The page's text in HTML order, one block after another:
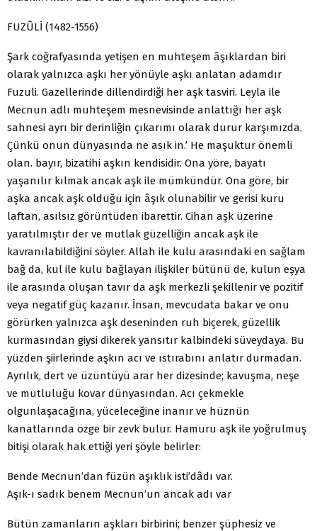
FUZÛLİ (1482-1556)
Şark coğrafyasında yetişen en muhteşem âşıklardan biri
olarak yalnızca aşkı her yönüyle aşkı anlatan adamdır
Fuzuli. Gazellerinde dillendirdiği her aşk tasviri. Leyla ile
Mecnun adlı muhteşem mesnevisinde anlattığı her aşk
sahnesi ayrı bir derinliğin çıkarımı olarak durur karşımızda.
Çünkü onun dünyasında ne asık in.’ He maşuktur önemli
olan. bayır, bizatihi aşkın kendisidir. Ona yöre, bayatı
yaşanılır kılmak ancak aşk ile mümkündür. Ona göre, bir
aşka ancak aşk olduğu için âşık olunabilir ve gerisi kuru
laftan, asılsız görüntüden ibarettir. Cihan aşk üzerine
yaratılmıştır der ve mutlak güzelliğin ancak aşk ile
kavranılabildiğini söyler. Allah ile kulu arasındaki en sağlam
bağ da, kul ile kulu bağlayan ilişkiler bütünü de, kulun eşya
ile arasında oluşan tavır da aşk merkezli şekillenir ve pozitif
veya negatif güç kazanır. İnsan, mevcudata bakar ve onu
görürken yalnızca aşk deseninden ruh biçerek, güzellik
kurmasından giysi dikerek yansıtır kalbindeki süveydaya. Bu
yüzden şiirlerinde aşkın acı ve ıstırabını anlatır durmadan.
Ayrılık, dert ve üzüntüyü arar her dizesinde; kavuşma, neşe
ve mutluluğu kovar dünyasından. Acı çekmekle
olgunlaşacağına, yüceleceğine inanır ve hüznün
kanatlarında özge bir zevk bulur. Hamuru aşk ile yoğrulmuş
bitişi olarak hak ettiği yeri şöyle belirler:
Bende Mecnun’dan füzün aşıklık isti’dâdı var.
Aşık-ı sadık benem Mecnun’un ancak adı var
Bütün zamanların aşkları birbirini; benzer şüphesiz ve